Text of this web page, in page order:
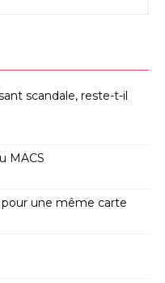
scandale, reste-t-il
MACS
une même carte